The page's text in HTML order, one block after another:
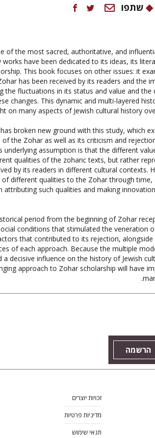
שתפו
of the most sacred, authoritative, and
works have been dedicated to its ideas, its
This book focuses on other issues: it
has been received by its readers and the
the fluctuations in its status and value and the
changes. This dynamic and multi-layered
on many aspects of Jewish cultural history
broken new ground with this study, which
of the Zohar as well as its criticism and
underlying assumption is that the different
qualities of the zoharic texts, but rather
by its readers in different cultural contexts.
different qualities to the Zohar through time,
attributing such qualities and making
period from the beginning of Zohar
conditions that stimulated the veneration
that contributed to its rejection,
of each approach. Because the multiple
a decisive influence on the history of Jewish
approach to Zohar scholarship will have
הרשמה
זכויות יוצרים
מדיניות פרטיות
תנאי שימוש